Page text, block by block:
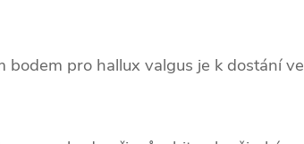
bodem pro hallux valgus je k dostání ve